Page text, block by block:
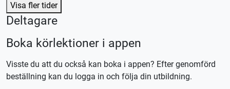
Visa fler tider
Deltagare
Boka körlektioner i appen
Visste du att du också kan boka i appen? Efter genomförd
beställning kan du logga in och följa din utbildning.